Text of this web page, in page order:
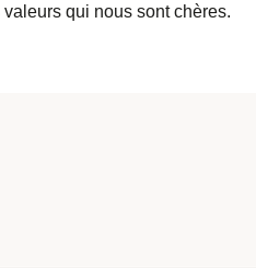
qui nous sont chères.